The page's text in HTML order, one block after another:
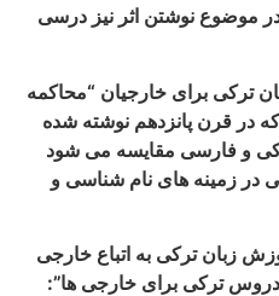
اثر نیز درسی
“محاکمه
نوشته شده
می شود
نام شناسی و
اتباع خارجی
خارجی ها”: